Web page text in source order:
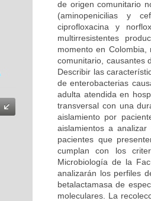
de origen comunitario
(aminopenicilias y
ciprofloxacina y
multirresistentes
momento en
comunitario, causantes
Describir las
de enterobacterias
adulta atendida en
transversal con una
aislamiento por
aislamientos a
pacientes que
cumplan con los
Microbiología de la
analizarán los perfiles
betalactamasa de
moleculares. La